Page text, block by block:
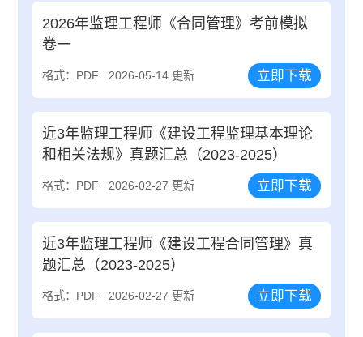
2026年监理工程师《合同管理》考前模拟
卷一
格式：PDF 2026-05-14 更新 立即下载
近3年监理工程师《建设工程监理基本理论
和相关法规》真题汇总（2023-2025）
格式：PDF 2026-02-27 更新 立即下载
近3年监理工程师《建设工程合同管理》真
题汇总（2023-2025）
格式：PDF 2026-02-27 更新 立即下载